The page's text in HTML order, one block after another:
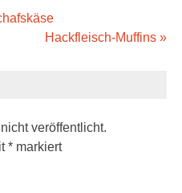
Hackfleisch-Muffins »
veröffentlicht.
* markiert